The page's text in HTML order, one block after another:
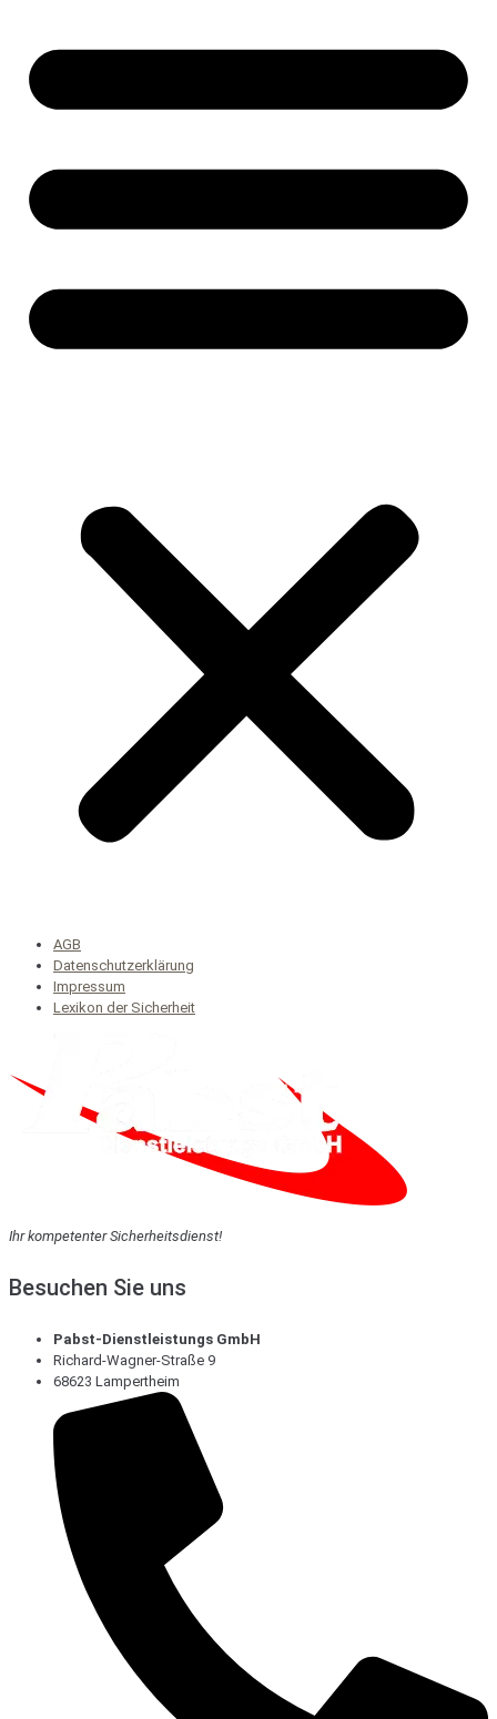
AGB
Datenschutzerklärung
Impressum
Lexikon der Sicherheit
Ihr kompetenter Sicherheitsdienst!
Besuchen Sie uns
Pabst-Dienstleistungs GmbH
Richard-Wagner-Straße 9
68623 Lampertheim